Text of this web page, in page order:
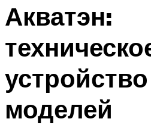
Меню
Акватэн:
моделей